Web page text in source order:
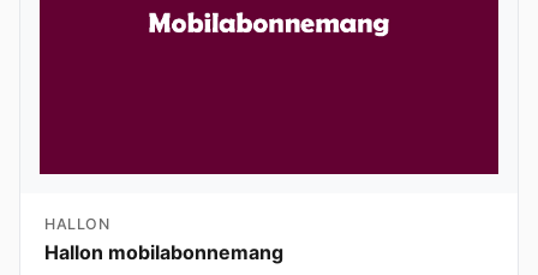
HALLON
Hallon mobilabonnemang